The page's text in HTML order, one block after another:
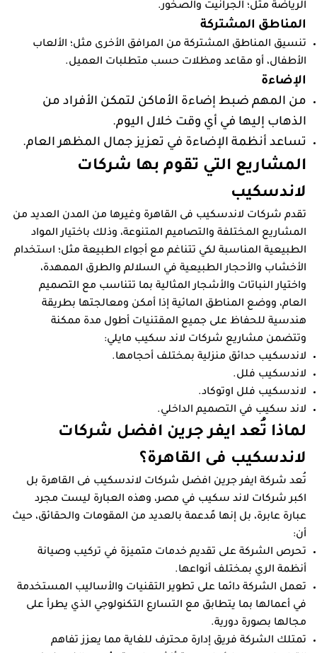
الرياضة مثل؛ الجرانيت والصخور.
المناطق المشتركة
تنسيق المناطق المشتركة من المرافق الأخرى مثل؛ الألعاب
الأطفال، أو مقاعد ومظلات حسب متطلبات العميل.
الإضاءة
من المهم ضبط إضاءة الأماكن لتمكن الأفراد من
الذهاب إليها في أي وقت خلال اليوم.
تساعد أنظمة الإضاءة في تعزيز جمال المظهر العام.
المشاريع التي تقوم بها شركات
لاندسكيب
تقدم شركات لاندسكيب فى القاهرة وغيرها من المدن العديد من
المشاريع المختلفة والتصاميم المتنوعة، وذلك باختيار المواد
الطبيعية المناسبة لكي تتناغم مع أجواء الطبيعة مثل؛ استخدام
الأخشاب والأحجار الطبيعية في السلالم والطرق الممهدة،
واختيار النباتات والأشجار المثالية بما تتناسب مع التصميم
العام، ووضع المناطق المائية إذا أمكن ومعالجتها بطريقة
هندسية للحفاظ على جميع المقتنيات أطول مدة ممكنة
وتتضمن مشاريع شركات لاند سكيب مايلي:
لاندسكيب حدائق منزلية بمختلف أحجامها.
لاندسكيب فلل.
لاندسكيب فلل اوتوكاد.
لاند سكيب في التصميم الداخلي.
لماذا تُعد ايفر جرين افضل شركات
لاندسكيب فى القاهرة؟
تُعد شركة ايفر جرين افضل شركات لاندسكيب فى القاهرة بل
اكبر شركات لاند سكيب في مصر، وهذه العبارة ليست مجرد
عبارة عابرة، بل إنها مًدعمة بالعديد من المقومات والحقائق، حيث
أن:
تحرص الشركة على تقديم خدمات متميزة في تركيب وصيانة
أنظمة الري بمختلف أنواعها.
تعمل الشركة دائما على تطوير التقنيات والأساليب المستخدمة
في أعمالها بما يتطابق مع التسارع التكنولوجي الذي يطرأ على
مجالها بصورة دورية.
تمتلك الشركة فريق إدارة محترف للغاية مما يعزز تفاهم